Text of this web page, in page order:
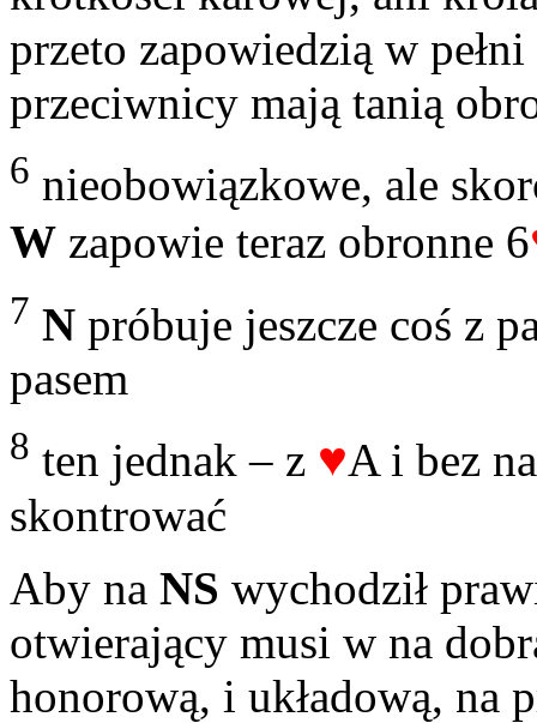
przeto zapowiedzią w
przeciwnicy mają tanią
6 nieobowiązkowe, ale
W zapowie teraz obronne 6
7 N próbuje jeszcze coś z
pasem
8 ten jednak – z ♥A i bez
skontrować
Aby na NS wychodził
otwierający musi w na
honorową, i układową, na